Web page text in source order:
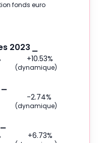
fonds euro
2023 ⎯
+10.53%
(dynamique)
-2.74%
(dynamique)
+6.73%